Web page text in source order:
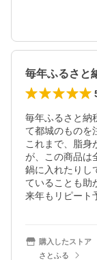
毎年ふるさと納
て都城のものを
これまで、脂身
が、この商品は
鍋に入れたりし
ていることも助
来年もリピート
購入したストア
さとふる